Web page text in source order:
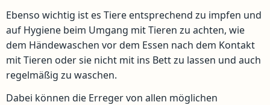
Ebenso wichtig ist es Tiere entsprechend zu impfen und
auf Hygiene beim Umgang mit Tieren zu achten, wie
dem Händewaschen vor dem Essen nach dem Kontakt
mit Tieren oder sie nicht mit ins Bett zu lassen und auch
regelmäßig zu waschen.
Dabei können die Erreger von allen möglichen